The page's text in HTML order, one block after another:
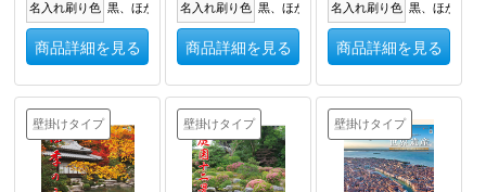
名入れ刷り色 黒、ほか
商品詳細を見る
名入れ刷り色 黒、ほか
商品詳細を見る
名入れ刷り色 黒、ほか
商品詳細を見る
壁掛けタイプ 壁掛けタイプ 壁掛けタイプ